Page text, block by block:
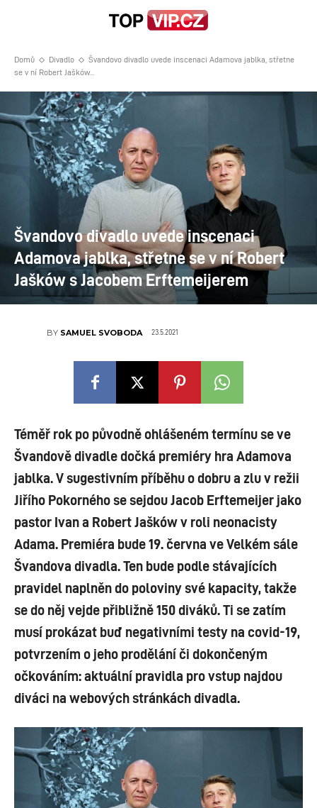
Domů Divadlo
Švandovo divadlo uvede inscenaci Adamova jablka, střetne
se v ní Robert Jašków...
Švandovo divadlo uvede inscenaci
Adamova jablka, střetne se v ní Robert
Jašków s Jacobem Erftemeijerem
BY SAMUEL SVOBODA 23.5.2021
Téměř rok po původně ohlášeném termínu se ve
Švandově divadle dočká premiéry hra Adamova
jablka. V sugestivním příběhu o dobru a zlu v režii
Jiřího Pokorného se sejdou Jacob Erftemeijer jako
pastor Ivan a Robert Jašków v roli neonacisty
Adama. Premiéra bude 19. června ve Velkém sále
Švandova divadla. Ten bude podle stávajících
pravidel naplněn do poloviny své kapacity, takže
se do něj vejde přibližně 150 diváků. Ti se zatím
musí prokázat buď negativními testy na covid-19,
potvrzením o jeho prodělání či dokončeným
očkováním: aktuální pravidla pro vstup najdou
diváci na webových stránkách divadla.